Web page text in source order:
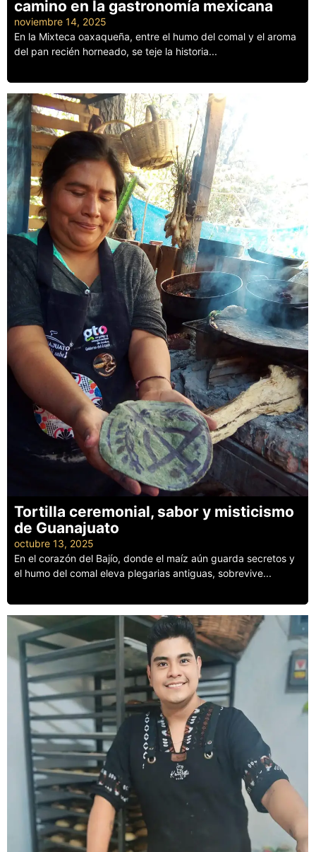
camino en la gastronomía mexicana
noviembre 14, 2025
En la Mixteca oaxaqueña, entre el humo del comal y el aroma
del pan recién horneado, se teje la historia...
Tortilla ceremonial, sabor y misticismo
de Guanajuato
octubre 13, 2025
En el corazón del Bajío, donde el maíz aún guarda secretos y
el humo del comal eleva plegarias antiguas, sobrevive...